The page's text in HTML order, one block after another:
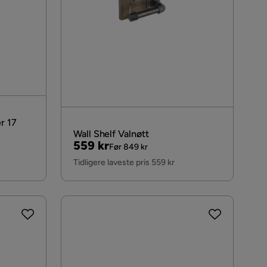
17
Wall Shelf Valnøtt
Pris
559 kr
Original
Pris
Før 849 kr
Tidligere laveste pris 559 kr